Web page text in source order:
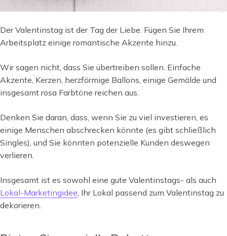
Der Valentinstag ist der Tag der Liebe. Fügen Sie Ihrem
Arbeitsplatz einige romantische Akzente hinzu.
Wir sagen nicht, dass Sie übertreiben sollen. Einfache
Akzente, Kerzen, herzförmige Ballons, einige Gemälde und
insgesamt rosa Farbtöne reichen aus.
Denken Sie daran, dass, wenn Sie zu viel investieren, es
einige Menschen abschrecken könnte (es gibt schließlich
Singles), und Sie könnten potenzielle Kunden deswegen
verlieren.
Insgesamt ist es sowohl eine gute Valentinstags- als auch
Lokal-Marketingidee , Ihr Lokal passend zum Valentinstag zu
dekorieren.